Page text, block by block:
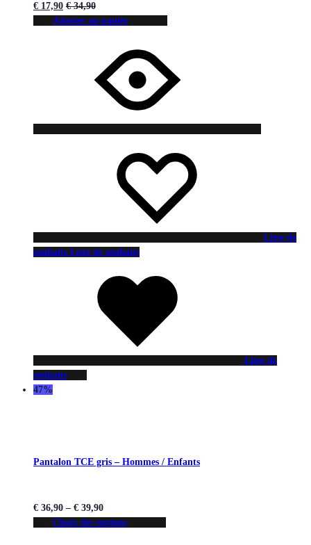
€ 17,90 €34,90
Ajouter au panier
Liste de
souhaits Liste de souhaits
Liste de
souhaits
47%
Pantalon TCE gris – Hommes / Enfants
€ 36,90 – € 39,90
Choix des options